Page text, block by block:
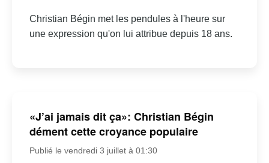
Christian Bégin met les pendules à l'heure sur
une expression qu'on lui attribue depuis 18 ans.
«J’ai jamais dit ça»: Christian Bégin
dément cette croyance populaire
Publié le vendredi 3 juillet à 01:30